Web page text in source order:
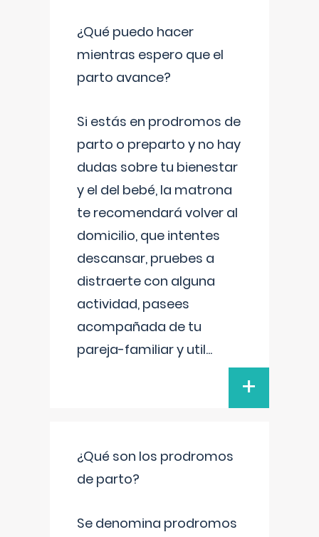
¿Qué puedo hacer
mientras espero que el
parto avance?
Si estás en prodromos de
parto o preparto y no hay
dudas sobre tu bienestar
y el del bebé, la matrona
te recomendará volver al
domicilio, que intentes
descansar, pruebes a
distraerte con alguna
actividad, pasees
acompañada de tu
pareja-familiar y util...
+
¿Qué son los prodromos
de parto?
Se denomina prodromos